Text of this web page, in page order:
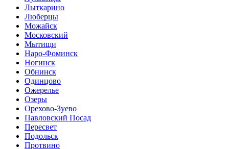
Лыткарино
Люберцы
Можайск
Московский
Мытищи
Наро-Фоминск
Ногинск
Обнинск
Одинцово
Ожерелье
Озеры
Орехово-Зуево
Павловский Посад
Пересвет
Подольск
Протвино